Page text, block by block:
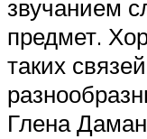
звучанием
предмет.
таких
Глена